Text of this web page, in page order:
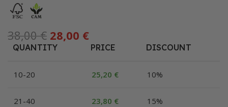
38,00€ 28,00 €
QUANTITY PRICE DISCOUNT
10-20 25,20 € 10%
21-40 23,80 € 15%